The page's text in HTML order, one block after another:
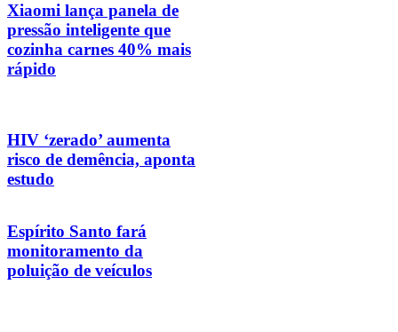
Xiaomi lança panela de
pressão inteligente que
cozinha carnes 40% mais
rápido
HIV ‘zerado’ aumenta
risco de demência, aponta
estudo
Espírito Santo fará
monitoramento da
poluição de veículos